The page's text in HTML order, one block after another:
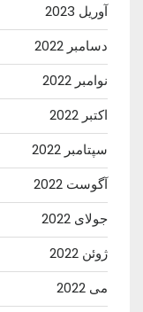
آوریل 2023
دسامبر 2022
نوامبر 2022
اکتبر 2022
سپتامبر 2022
آگوست 2022
جولای 2022
ژوئن 2022
می 2022